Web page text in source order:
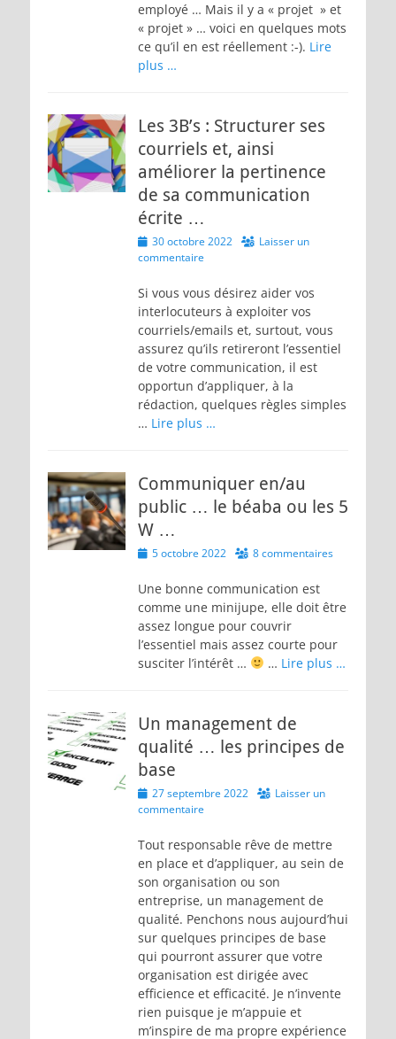
employé … Mais il y a « projet » et
« projet » … voici en quelques mots
ce qu’il en est réellement :-). Lire
plus …
Les 3B’s : Structurer ses
courriels et, ainsi
améliorer la pertinence
de sa communication
écrite …
Posted
on
30 octobre 2022
Laisser un
commentaire
Si vous vous désirez aider vos
interlocuteurs à exploiter vos
courriels/emails et, surtout, vous
assurez qu’ils retireront l’essentiel
de votre communication, il est
opportun d’appliquer, à la
rédaction, quelques règles simples
… Lire plus …
Communiquer en/au
public … le béaba ou les 5
W …
Posted
5 octobre 2022 8 commentaires
Une bonne communication est
comme une minijupe, elle doit être
assez longue pour couvrir
l’essentiel mais assez courte pour
susciter l’intérêt …
… Lire plus …
Un management de
qualité … les principes de
base
Posted
on
27 septembre 2022
Laisser un
commentaire
Tout responsable rêve de mettre
en place et d’appliquer, au sein de
son organisation ou son
entreprise, un management de
qualité. Penchons nous aujourd’hui
sur quelques principes de base
qui pourront assurer que votre
organisation est dirigée avec
efficience et efficacité. Je n’invente
rien puisque je m’appuie et
m’inspire de ma propre expérience